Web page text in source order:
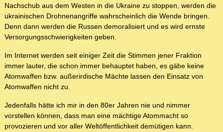
Nachschub aus dem Westen in die Ukraine zu stoppen, werden die
ukrainischen Drohnenangriffe wahrscheinlich die Wende bringen.
Denn dann werden die Russen demoralisiert und es wird ernste
Versorgungsschwierigkeiten geben.
Im Internet werden seit einiger Zeit die Stimmen jener Fraktion
immer lauter, die schon immer behauptet haben, es gäbe keine
Atomwaffen bzw. außerirdische Mächte lassen den Einsatz von
Atomwaffen nicht zu.
Jedenfalls hätte ich mir in den 80er Jahren nie und nimmer
vorstellen können, dass man eine mächtige Atommacht so
provozieren und vor aller Weltöffentlichkeit demütigen kann.